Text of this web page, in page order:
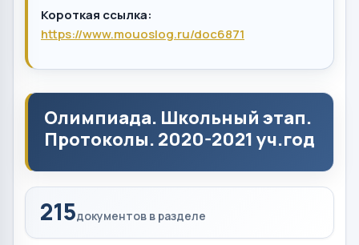
Короткая ссылка:
https://www.mouoslog.ru/doc6871
Олимпиада. Школьный этап.
Протоколы. 2020-2021 уч.год
215документов в разделе